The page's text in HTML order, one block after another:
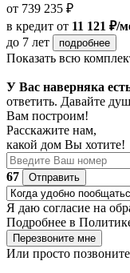
от 739 235 ₽
в кредит от 11 121 ₽/
до 7 лет
подробнее
Показать всю
У Вас наверняка
ответить. Давайте
Вам построим!
Расскажите нам,
какой дом Вы хотите!
67
Отправить
Я даю согласие на
Подробнее в
Перезвоните мне
Или просто